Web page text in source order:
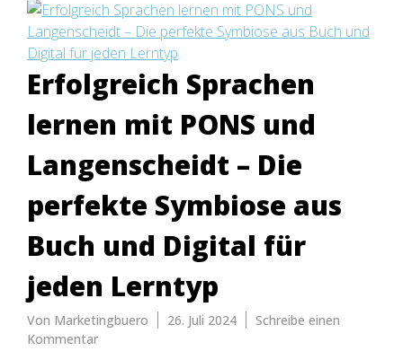
Erfolgreich Sprachen
lernen mit PONS und
Langenscheidt – Die
perfekte Symbiose aus
Buch und Digital für
jeden Lerntyp
Von Marketingbuero 26. Juli 2024
Schreibe einen
Kommentarzu